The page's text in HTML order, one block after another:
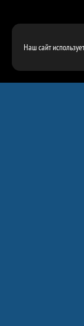
Наш сайт